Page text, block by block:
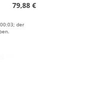
79,88 €
der